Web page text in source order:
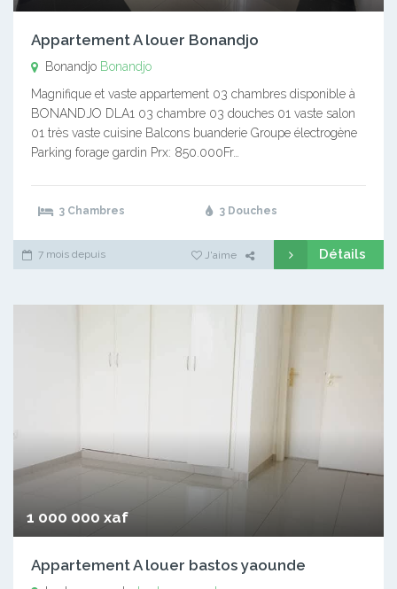
Appartement A louer Bonandjo
Bonandjo Bonandjo
Magnifique et vaste appartement 03 chambres disponible à
BONANDJO DLA1 03 chambre 03 douches 01 vaste salon
01 très vaste cuisine Balcons buanderie Groupe électrogène
Parking forage gardin Prx: 850.000Fr…
3 Chambres 3 Douches
7 mois depuis J'aime Détails
1 000 000 xaf
Appartement A louer bastos yaounde